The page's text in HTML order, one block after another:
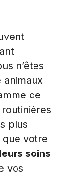
n’êtes
animaux
de
plus
que votre
soins
vos